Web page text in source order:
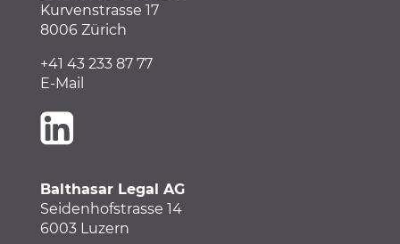
Kurvenstrasse 17
8006 Zürich
+41 43 233 87 77
E-Mail
Balthasar Legal AG
Seidenhofstrasse 14
6003 Luzern